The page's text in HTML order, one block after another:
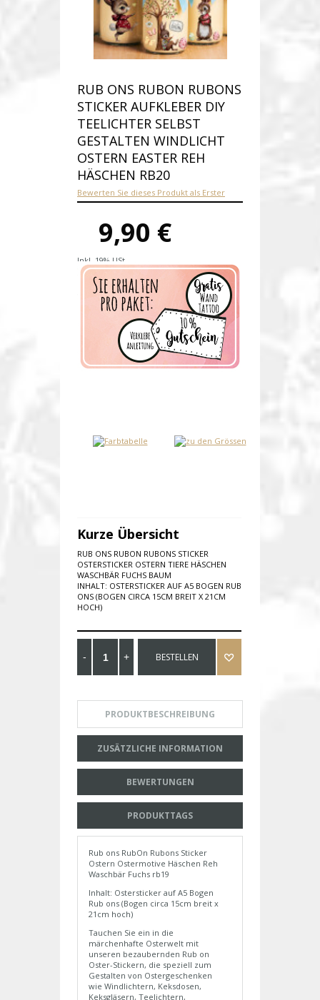
RUB ONS RUBON RUBONS
STICKER AUFKLEBER DIY
TEELICHTER SELBST
GESTALTEN WINDLICHT
OSTERN EASTER REH
HÄSCHEN RB20
Bewerten Sie dieses Produkt als Erster
9,90 €
Inkl. 19% USt.
Versandkosten
Produktnummer:rb20
Verfügbarkeit:Auf Lager
Lieferzeit: 1-3 Werktage
Kurze Übersicht
RUB ONS RUBON RUBONS STICKER
OSTERSTICKER OSTERN TIERE HÄSCHEN
WASCHBÄR FUCHS BAUM
INHALT: OSTERSTICKER AUF A5 BOGEN RUB
ONS (BOGEN CIRCA 15CM BREIT X 21CM
HOCH)
BESTELLEN
PRODUKTBESCHREIBUNG
ZUSÄTZLICHE INFORMATION
BEWERTUNGEN
PRODUKTTAGS
Rub ons RubOn Rubons Sticker
Ostern Ostermotive Häschen Reh
Waschbär Fuchs rb19
Inhalt: Ostersticker auf A5 Bogen
Rub ons (Bogen circa 15cm breit x
21cm hoch)
Tauchen Sie ein in die
märchenhafte Osterwelt mit
unseren bezaubernden Rub on
Oster-Stickern, die speziell zum
Gestalten von Ostergeschenken
wie Windlichtern, Keksdosen,
Keksgläsern, Teelichtern,